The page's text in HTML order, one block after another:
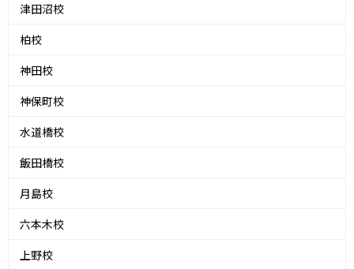
津田沼校
柏校
神田校
神保町校
水道橋校
飯田橋校
月島校
六本木校
上野校